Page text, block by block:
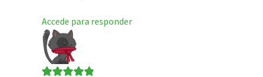
Accede para responder